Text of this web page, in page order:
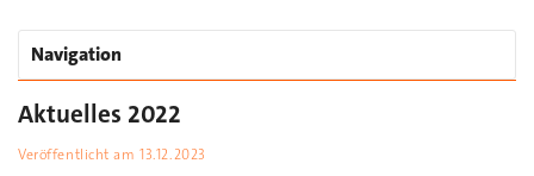
Navigation
Aktuelles 2022
Veröffentlicht am13.12.2023